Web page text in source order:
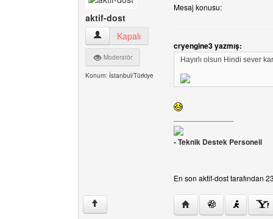
aktif-dost
aktif-dost Kullanıcının profilini görüntüle
Kapalı
Moderatör
Konum: İstanbul/Türkiye
Mesaj konusu:
cryengine3 yazmış:
Hayırlı olsun Hindi sever
- Teknik Destek Personeli
En son aktif-dost tarafından
↑ Yazarın web sitesini